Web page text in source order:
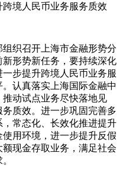
境人民币业务服务质效
织召开上海市金融形势分
形势新任务，要持续深化
步提升跨境人民币业务服
认真落实上海国际金融中
动试点业务尽快落地见
质效。进一步巩固完善多
常态化、长效化推进提升
用环境，进一步提升反假
现金存取业务，满足社会